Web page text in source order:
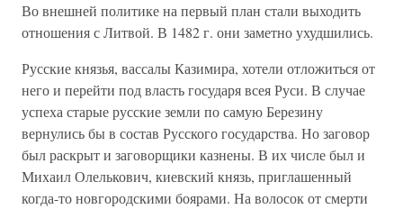
Во внешней политике на первый план стали выходить
отношения с Литвой. В 1482 г. они заметно ухудшились.
Русские князья, вассалы Казимира, хотели отложиться от
него и перейти под власть государя всея Руси. В случае
успеха старые русские земли по самую Березину
вернулись бы в состав Русского государства. Но заговор
был раскрыт и заговорщики казнены. В их числе был и
Михаил Олелькович, киевский князь, приглашенный
когда-то новгородскими боярами. На волосок от смерти